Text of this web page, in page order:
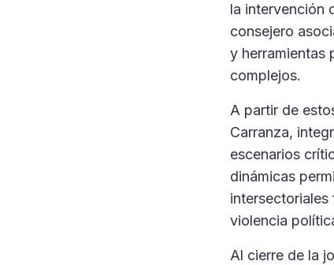
la intervención
consejero
y herramientas
complejos.
A partir de
Carranza,
escenarios
dinámicas
violencia
Al cierre de la